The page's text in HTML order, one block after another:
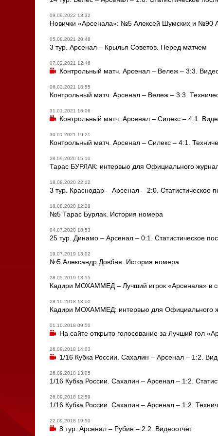
09.09.2022 13:32
Новички «Арсенала»: №5 Алексей Шумских и №90
05.08.2021 20:48
3 тур. Арсенал – Крылья Советов. Перед матчем
07.02.2021 12:46
Контрольный матч. Арсенал – Вележ – 3:3.
06.02.2021 18:55
Контрольный матч. Арсенал – Вележ – 3:3.
31.01.2021 16:06
Контрольный матч. Арсенал – Силекс – 4:1.
30.01.2021 19:21
Контрольный матч. Арсенал – Силекс – 4:1.
28.09.2020 15:10
Тарас БУРЛАК: интервью для Официального
18.08.2020 22:12
3 тур. Краснодар – Арсенал – 2:0. Статистическое
18.08.2020 12:28
№5 Тарас Бурлак. История номера
04.07.2020 18:53
25 тур. Динамо – Арсенал – 0:1. Статистическое
19.07.2019 13:02
№5 Александр Довбня. История номера
28.05.2019 13:55
Кадири МОХАММЕД – Лучший игрок «Арсенала» в
28.10.2018 13:00
Кадири МОХАММЕД: интервью для Официального
01.10.2018 09:50
На сайте открыто голосование за Лучший гол
26.09.2018 14:03
1/16 Кубка России. Сахалин – Арсенал – 1:2.
26.09.2018 13:05
1/16 Кубка России. Сахалин – Арсенал – 1:2.
26.09.2018 12:59
1/16 Кубка России. Сахалин – Арсенал – 1:2.
22.09.2018 19:50
8 тур. Арсенал – Рубин – 2:2. Видеоотчёт